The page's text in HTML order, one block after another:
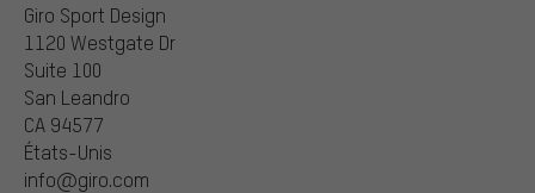
Giro Sport Design
1120 Westgate Dr
Suite 100
San Leandro
CA 94577
États-Unis
info@giro.com